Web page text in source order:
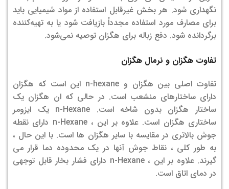
نگهداری شود. هر بخش غیرقابل استفاده از مواد شیمیایی باید
برای مصارف مورد استفاده مجدداً بازیافت شود یا به تهیه‌کننده
برگردانده شود. دفع زباله برای هگزان توصیه نمی‌شود.
تفاوت هگزان و نرمال هگزان
تفاوت اصلی بین هگزان و n-hexane این است که هگزان
دارای ساختارهای منشعب است. در حالی که ان هگزان یک
ساختار هگزان بدون شاخه است.
n-Hexane یک ایزومر
ساختاری هگزان است.
علاوه بر این ، n-Hexane دارای نقطه
جوش بالاتری در مقایسه با سایر هگزان ها است. با این حال ،
به طور کلی ، نقاط جوش آنها در یک محدوده دما قرار می
گیرند.
علاوه بر این ، n-Hexane دارای فشار بخار قابل توجهی
در دمای اتاق است.